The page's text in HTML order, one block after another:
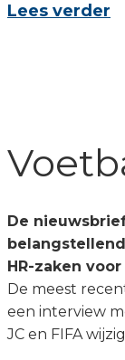
Lees verder
De
HR-zaken
De meest
een interview
JC en FIFA